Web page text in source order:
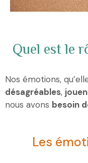
Quel est le
Nos émotions,
désagréables,
nous avons besoin
Les